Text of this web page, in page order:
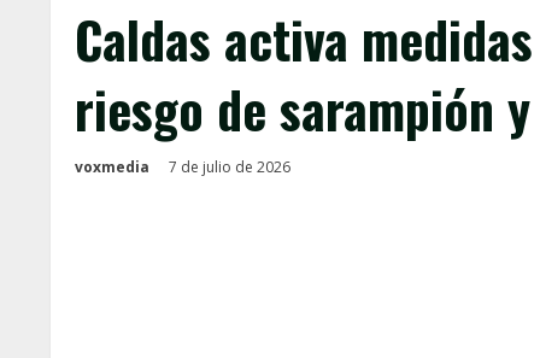
Caldas activa
riesgo de sarampión
voxmedia 7 de julio de 2026